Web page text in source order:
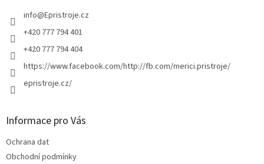
info@Epristroje.cz
+420 777 794 401
+420 777 794 404
https://www.facebook.com/http://fb.com/merici.pristroje/
epristroje.cz/
Informace pro Vás
Ochrana dat
Obchodní podmínky